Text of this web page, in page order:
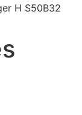
H S50B32